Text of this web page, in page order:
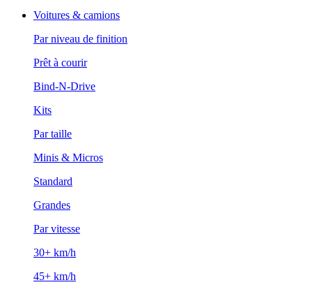
Voitures & camions
Par niveau de finition
Prêt à courir
Bind-N-Drive
Kits
Par taille
Minis & Micros
Standard
Grandes
Par vitesse
30+ km/h
45+ km/h